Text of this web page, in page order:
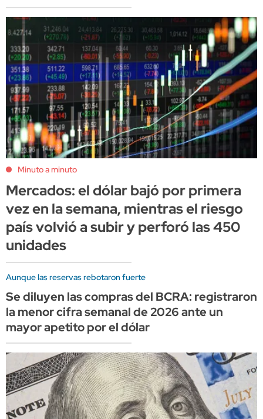
Minuto a minuto
Mercados: el dólar bajó por primera
vez en la semana, mientras el riesgo
país volvió a subir y perforó las 450
unidades
Aunque las reservas rebotaron fuerte
Se diluyen las compras del BCRA: registraron
la menor cifra semanal de 2026 ante un
mayor apetito por el dólar